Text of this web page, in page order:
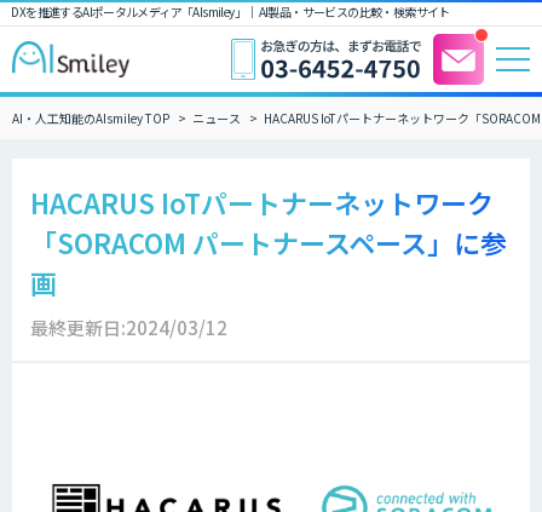
DXを推進するAIポータルメディア「AIsmiley」｜ AI製品・サービスの比較・検索サイト
AI・人工知能のAIsmiley TOP ニュース HACARUS IoTパートナーネットワーク「
HACARUS IoTパートナーネットワーク
「SORACOM パートナースペース」に参
画
最終更新日:2024/03/12